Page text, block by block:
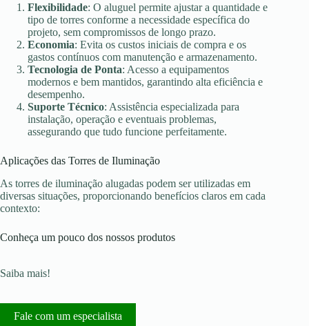
Flexibilidade: O aluguel permite ajustar a quantidade e
tipo de torres conforme a necessidade específica do
projeto, sem compromissos de longo prazo.
Economia: Evita os custos iniciais de compra e os
gastos contínuos com manutenção e armazenamento.
Tecnologia de Ponta: Acesso a equipamentos
modernos e bem mantidos, garantindo alta eficiência e
desempenho.
Suporte Técnico: Assistência especializada para
instalação, operação e eventuais problemas,
assegurando que tudo funcione perfeitamente.
Aplicações das Torres de Iluminação
As torres de iluminação alugadas podem ser utilizadas em
diversas situações, proporcionando benefícios claros em cada
contexto:
Conheça um pouco dos nossos produtos
Saiba mais!
Fale com um especialista